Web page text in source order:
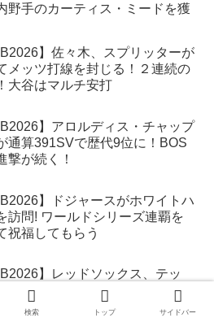
野手のカーティス・ミードを獲
】佐々木、スプリッターが
メッツ打線を封じる！２連続の
大谷はマルチ安打
】アロルディス・チャップ
通算391SVで歴代9位に！BOS
撃が続く！
】ドジャースがホワイトハ
訪問! ワールドシリーズ連覇を
祝福してもらう
】レッドソックス、テッ
ィリアムスがいた1946年のチー
ぶ15連勝を達成！
検索 トップ サイドバー